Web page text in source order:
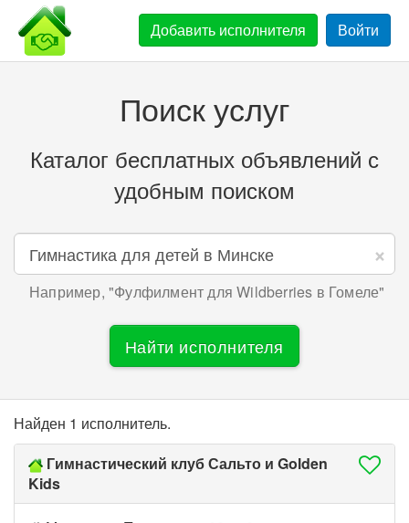
Добавить исполнителя Войти
Поиск услуг
Каталог бесплатных объявлений с
удобным поиском
×
Например, "Фулфилмент для Wildberries в Гомеле"
Найти исполнителя
Найден 1 исполнитель.
Гимнастический клуб Сальто и Golden
Kids